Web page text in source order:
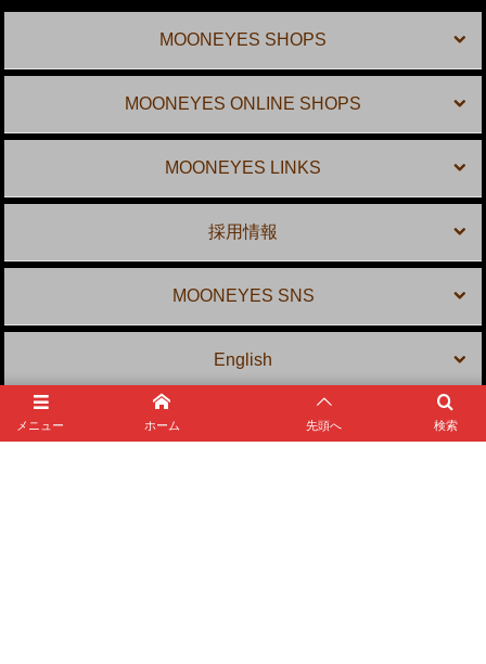
MOONEYES SHOPS
MOONEYES ONLINE SHOPS
MOONEYES LINKS
採用情報
MOONEYES SNS
English
メニュー 検索
ホーム 先頭へ